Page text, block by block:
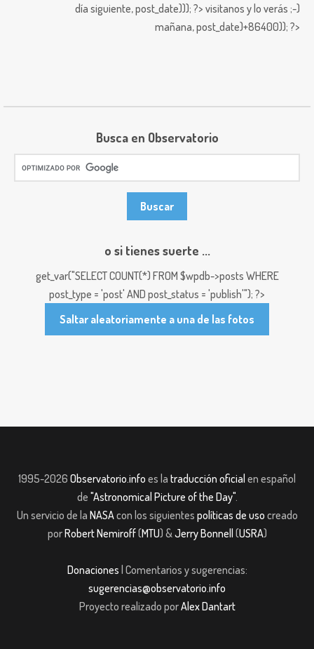
día siguiente,post_date))); ?> visitanos y lo verás ;-)
mañana,post_date)+86400)); ?>
Busca en Observatorio
o si tienes suerte ...
get_var("SELECT COUNT(*) FROM $wpdb->posts WHERE
post_type = 'post' AND post_status = 'publish'"); ?>
Saltar aleatoriamente a una de las fotos
1995-2026 Observatorio.info es la traducción oficial en español
de "Astronomical Picture of the Day".
Un servicio de la NASAcon los siguientes políticas de uso creado
porRobert Nemiroff(MTU) &Jerry Bonnell (USRA)
Donaciones | Comentarios y sugerencias:
sugerencias@observatorio.info
Proyecto realizado porAlex Dantart